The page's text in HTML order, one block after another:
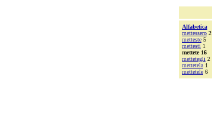
Alfabetica
mettessero 2
metteste 5
mettesti 1
mettete 16
mettetegli 2
mettetela 1
mettetele 6